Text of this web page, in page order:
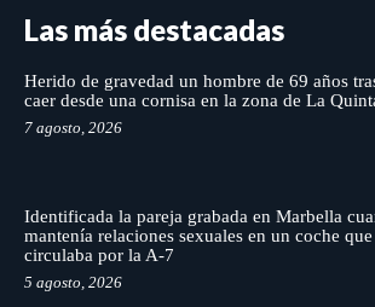
Las más destacadas
Herido de gravedad un hombre de 69 años
caer desde una cornisa en la zona de La
7 agosto, 2026
Identificada la pareja grabada en Marbella
mantenía relaciones sexuales en un coche que
circulaba por la A-7
5 agosto, 2026